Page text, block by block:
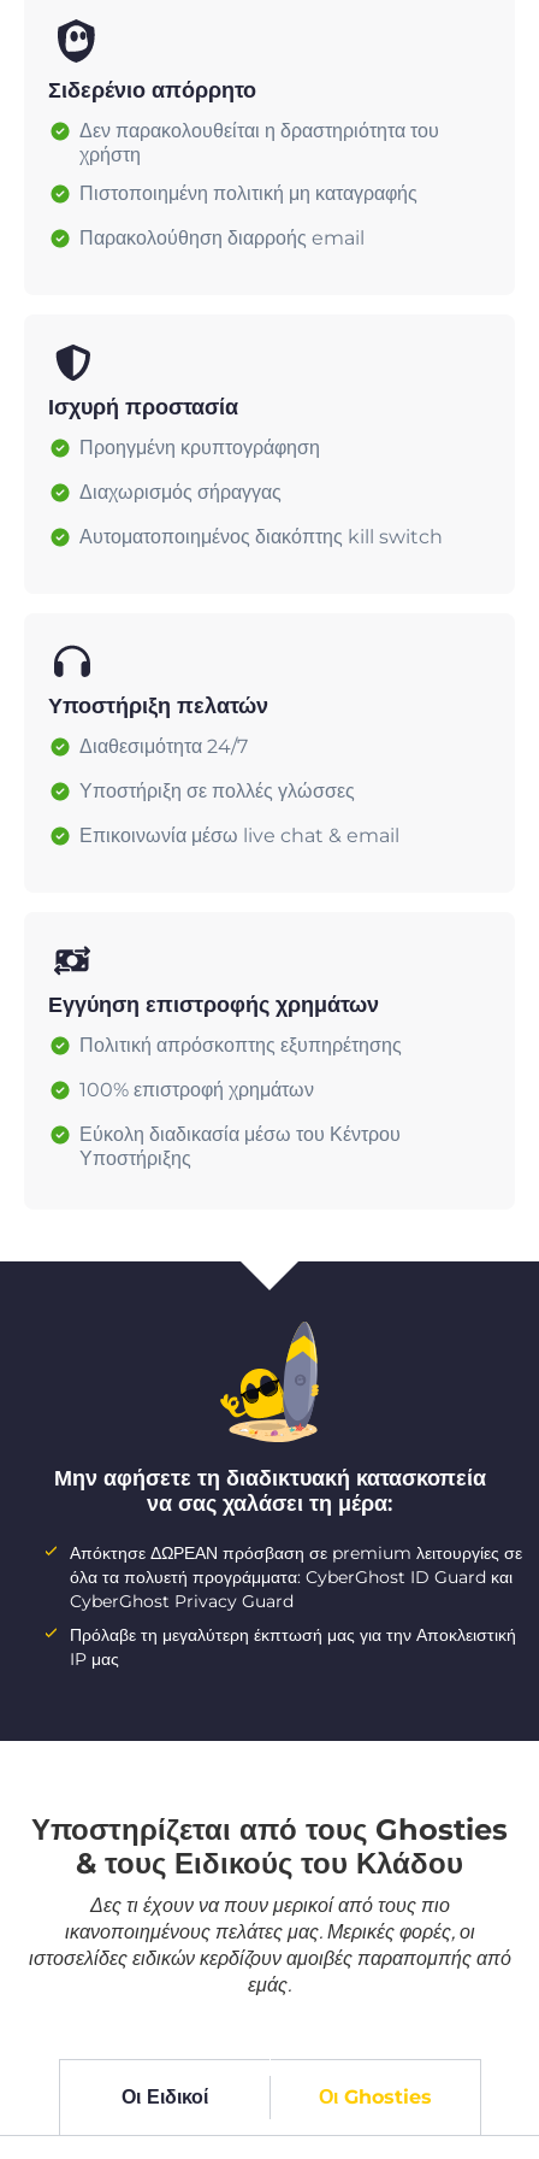
Σιδερένιο απόρρητο
Δεν παρακολουθείται η δραστηριότητα του
χρήστη
Πιστοποιημένη πολιτική μη καταγραφής
Παρακολούθηση διαρροής email
Ισχυρή προστασία
Προηγμένη κρυπτογράφηση
Διαχωρισμός σήραγγας
Αυτοματοποιημένος διακόπτης kill switch
Υποστήριξη πελατών
Διαθεσιμότητα 24/7
Υποστήριξη σε πολλές γλώσσες
Επικοινωνία μέσω live chat & email
Εγγύηση επιστροφής χρημάτων
Πολιτική απρόσκοπτης εξυπηρέτησης
100% επιστροφή χρημάτων
Εύκολη διαδικασία μέσω του Κέντρου
Υποστήριξης
Μην αφήσετε τη διαδικτυακή κατασκοπεία
να σας χαλάσει τη μέρα:
Απόκτησε ΔΩΡΕΑΝ πρόσβαση σε premium λειτουργίες σε
όλα τα πολυετή προγράμματα: CyberGhost ID Guard και
CyberGhost Privacy Guard
Πρόλαβε τη μεγαλύτερη έκπτωσή μας για την Αποκλειστική
IP μας
Υποστηρίζεται από τους Ghosties
& τους Ειδικούς του Κλάδου
Δες τι έχουν να πουν μερικοί από τους πιο
ικανοποιημένους πελάτες μας. Μερικές φορές, οι
ιστοσελίδες ειδικών κερδίζουν αμοιβές παραπομπής από
εμάς.
Οι Ειδικοί Οι Ghosties